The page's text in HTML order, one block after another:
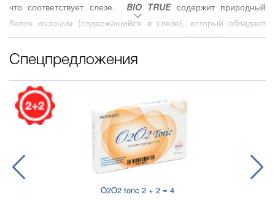
что соответствует слезе. BIO TRUEсодержит природный
белоклизоцим (содержащийся в слезе), который обладает
антибактериальным действием. РастворBIO TRUEобладает
избирательным действием, т.е. убирает чужеродные
бактериальные белки, а оставляет природный белок
что обеспечивает природную защиту контактных линз.
Раствор
идеально подходит для всех типов
контактных линз, для людей склонных к аллергии, при
"синдроме сухого глаза".
Основные характеристики
Двойная система дезинфекции: оптимальное сочетание
двух дезинфицирующих компонентов PHMB и PQ-1 высокая
Cпецпредложения
.
O2O2 toric 2 + 2 = 4